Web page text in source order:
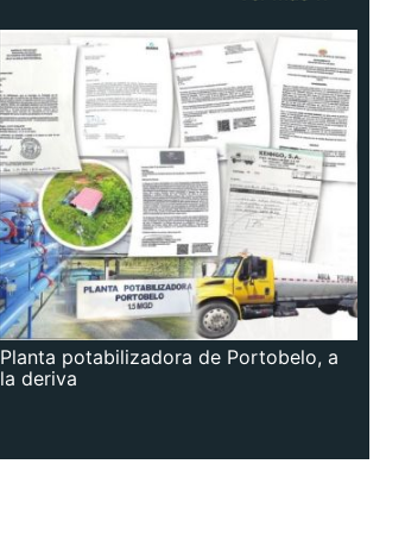
Planta potabilizadora de Portobelo, a
la deriva